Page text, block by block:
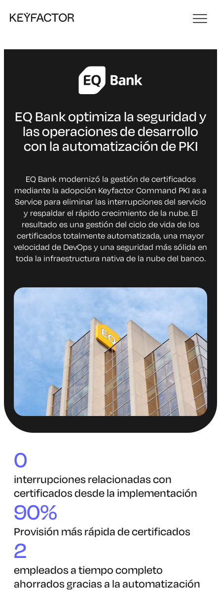
EQ Bank optimiza la seguridad y
las operaciones de desarrollo
con la automatización de PKI
EQ Bank modernizó la gestión de certificados
mediante la adopción Keyfactor Command PKI as a
Service para eliminar las interrupciones del servicio
y respaldar el rápido crecimiento de la nube. El
resultado es una gestión del ciclo de vida de los
certificados totalmente automatizada, una mayor
velocidad de DevOps y una seguridad más sólida en
toda la infraestructura nativa de la nube del banco.
0
interrupciones relacionadas con
certificados desde la implementación
90%
Provisión más rápida de certificados
2
empleados a tiempo completo
ahorrados gracias a la automatización